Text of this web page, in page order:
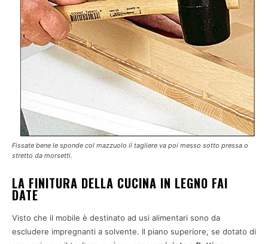
Fissate bene le sponde col mazzuolo il tagliere va poi messo sotto pressa o
stretto da morsetti.
LA FINITURA DELLA CUCINA IN LEGNO FAI
DATE
Visto che il mobile è destinato ad usi alimentari sono da
escludere impregnanti a solvente. Il piano superiore, se dotato di